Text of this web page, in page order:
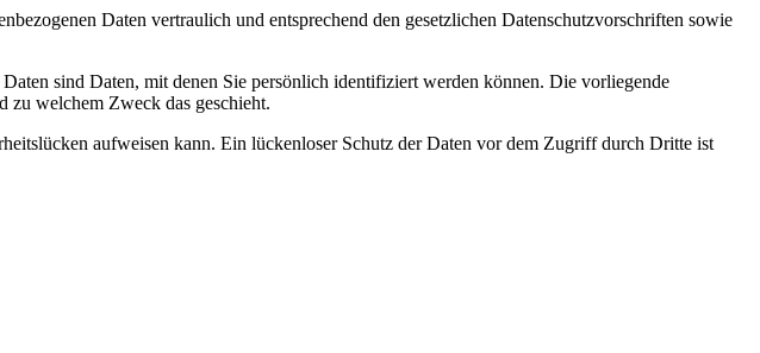
Daten vertraulich und entsprechend den gesetzlichen Datenschutzvorschriften sowie
sind Daten, mit denen Sie persönlich identifiziert werden können. Die vorliegende
zu welchem Zweck das geschieht.
aufweisen kann. Ein lückenloser Schutz der Daten vor dem Zugriff durch Dritte ist